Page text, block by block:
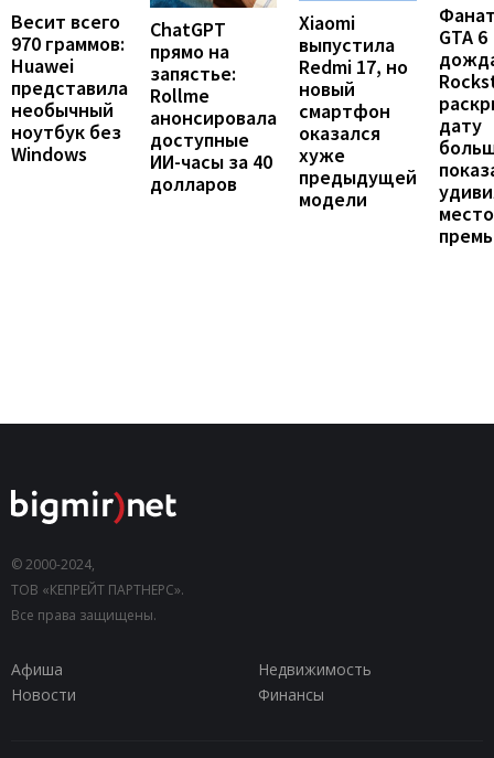
Весит всего
970 граммов:
Huawei
представила
необычный
ноутбук без
Windows
ChatGPT
прямо на
запястье:
Rollme
анонсировала
доступные
ИИ-часы за 40
долларов
Xiaomi
выпустила
Redmi 17, но
новый
смартфон
оказался
хуже
предыдущей
модели
GTA 6
дату
© 2000-2024,
ТОВ «КЕПРЕЙТ ПАРТНЕРС».
Все права защищены.
Афиша
Недвижимость
Новости
Финансы